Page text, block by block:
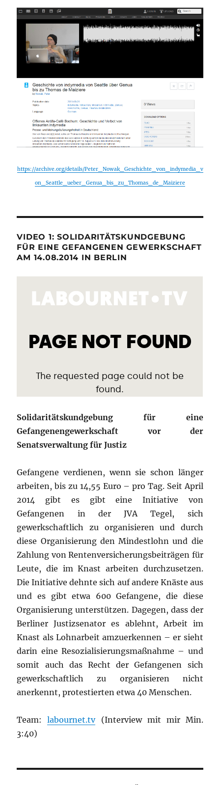
https://archive.org/details/Peter_Nowak_Geschichte_von_indymedia_v
on_Seattle_ueber_Genua_bis_zu_Thomas_de_Maiziere
VIDEO 1: SOLIDARITÄTSKUNDGEBUNG
FÜR EINE GEFANGENEN GEWERKSCHAFT
AM 14.08.2014 IN BERLIN
Solidaritätskundgebung für eine
Gefangenengewerkschaft vor der
Senatsverwaltung für Justiz
Gefangene verdienen, wenn sie schon länger
arbeiten, bis zu 14,55 Euro – pro Tag. Seit April
2014 gibt es gibt eine Initiative von
Gefangenen in der JVA Tegel, sich
gewerkschaftlich zu organisieren und durch
diese Organisierung den Mindestlohn und die
Zahlung von Rentenversicherungsbeiträgen für
Leute, die im Knast arbeiten durchzusetzen.
Die Initiative dehnte sich auf andere Knäste aus
und es gibt etwa 600 Gefangene, die diese
Organisierung unterstützen. Dagegen, dass der
Berliner Justizsenator es ablehnt, Arbeit im
Knast als Lohnarbeit amzuerkennen – er sieht
darin eine Resozialisierungsmaßnahme – und
somit auch das Recht der Gefangenen sich
gewerkschaftlich zu organisieren nicht
anerkennt, protestierten etwa 40 Menschen.
Team:labournet.tv(Interview mit mir Min.
3:40)